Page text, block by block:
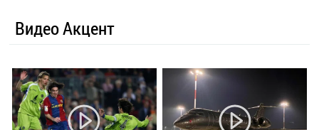
Видео Акцент